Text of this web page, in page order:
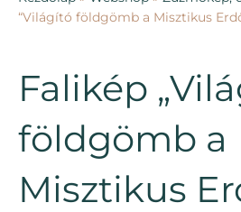
“Világító földgömb a Misztikus
Falikép
földgömb a
Misztikus